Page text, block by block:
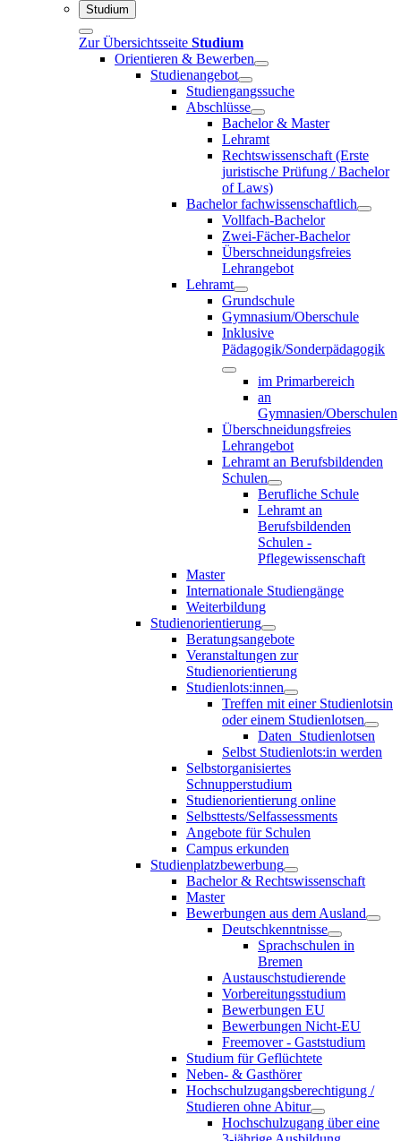
Studium
Zur Übersichtsseite Studium
Orientieren & Bewerben
Studienangebot
Studiengangssuche
Abschlüsse
Bachelor & Master
Lehramt
Rechtswissenschaft (Erste
juristische Prüfung / Bachelor
of Laws)
Bachelor fachwissenschaftlich
Vollfach-Bachelor
Zwei-Fächer-Bachelor
Überschneidungsfreies
Lehrangebot
Lehramt
Grundschule
Gymnasium/Oberschule
Inklusive
Pädagogik/Sonderpädagogik
im Primarbereich
an
Gymnasien/Oberschulen
Überschneidungsfreies
Lehrangebot
Lehramt an Berufsbildenden
Schulen
Berufliche Schule
Lehramt an
Berufsbildenden
Schulen -
Pflegewissenschaft
Master
Internationale Studiengänge
Weiterbildung
Studienorientierung
Beratungsangebote
Veranstaltungen zur
Studienorientierung
Studienlots:innen
Treffen mit einer Studienlotsin
oder einem Studienlotsen
Daten_Studienlotsen
Selbst Studienlots:in werden
Selbstorganisiertes
Schnupperstudium
Studienorientierung online
Selbsttests/Selfassessments
Angebote für Schulen
Campus erkunden
Studienplatzbewerbung
Bachelor & Rechtswissenschaft
Master
Bewerbungen aus dem Ausland
Deutschkenntnisse
Sprachschulen in
Bremen
Austauschstudierende
Vorbereitungsstudium
Bewerbungen EU
Bewerbungen Nicht-EU
Freemover - Gaststudium
Studium für Geflüchtete
Neben- & Gasthörer
Hochschulzugangsberechtigung /
Studieren ohne Abitur
Hochschulzugang über eine